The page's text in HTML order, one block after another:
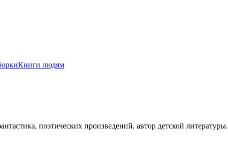
Книги людям
поэтических произведений, автор детской литературы.